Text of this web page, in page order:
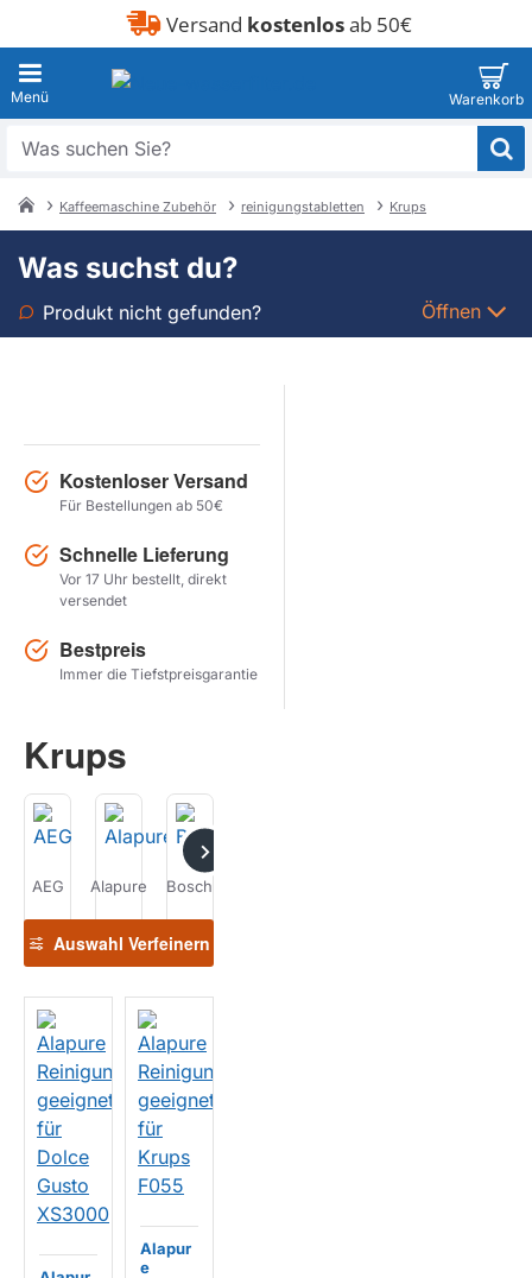
Versand kostenlosab 50€
Was
Sie?
Kaffeemaschine Zubehör reinigungstabletten Krups
Was suchst du?
Produkt nicht gefunden? Öffnen
Modell
Herstel zoekopdracht
Kostenloser Versand
Für Bestellungen ab 50€
Schnelle Lieferung
Vor 17 Uhr bestellt, direkt
versendet
Bestpreis
Immer die Tiefstpreisgarantie
Krups
AEG Alapure Bosch
Auswahl Verfeinern
Alapur
e